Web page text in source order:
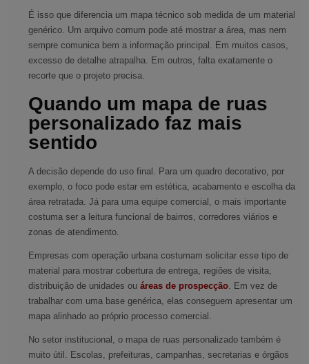
É isso que diferencia um mapa técnico sob medida de um material
genérico. Um arquivo comum pode até mostrar a área, mas nem
sempre comunica bem a informação principal. Em muitos casos,
excesso de detalhe atrapalha. Em outros, falta exatamente o
recorte que o projeto precisa.
Quando um mapa de ruas
personalizado faz mais
sentido
A decisão depende do uso final. Para um quadro decorativo, por
exemplo, o foco pode estar em estética, acabamento e escolha da
área retratada. Já para uma equipe comercial, o mais importante
costuma ser a leitura funcional de bairros, corredores viários e
zonas de atendimento.
Empresas com operação urbana costumam solicitar esse tipo de
material para mostrar cobertura de entrega, regiões de visita,
distribuição de unidades ouáreas de prospecção. Em vez de
trabalhar com uma base genérica, elas conseguem apresentar um
mapa alinhado ao próprio processo comercial.
No setor institucional, o mapa de ruas personalizado também é
muito útil. Escolas, prefeituras, campanhas, secretarias e órgãos